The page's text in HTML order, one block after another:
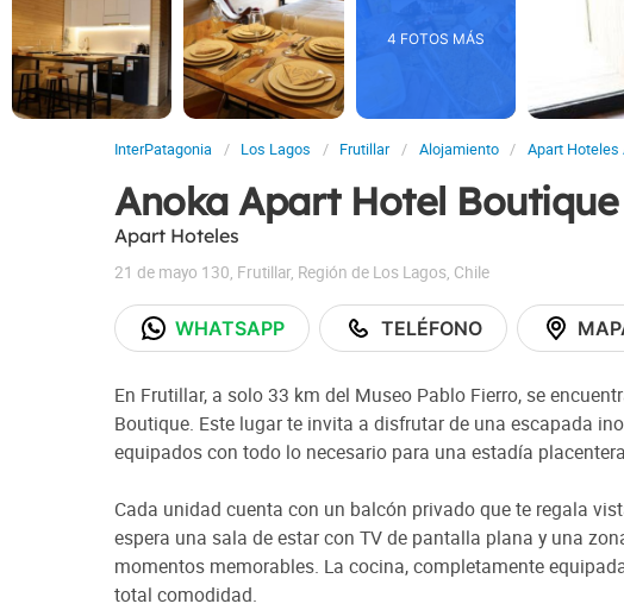
4 FOTOS MÁS
InterPatagonia Los Lagos Frutillar Alojamiento Apart Hoteles
Anoka Apart Hotel Boutique
Apart Hoteles
21 de mayo 130, Frutillar, Región de Los Lagos, Chile
WHATSAPP TELÉFONO
En Frutillar, a solo 33 km del Museo Pablo Fierro, se
Boutique. Este lugar te invita a disfrutar de una escapada
equipados con todo lo necesario para una estadía
Cada unidad cuenta con un balcón privado que te regala
espera una sala de estar con TV de pantalla plana y una
momentos memorables. La cocina, completamente
total comodidad.